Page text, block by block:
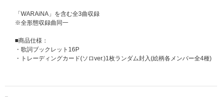
2部 メンバー全員リレー式オンライントーク 14:45～
【受付開始】14:20 【受付締切】14:50 【イベント開始】14:45 【問い合
3部 メンバー個別オンライントーク 15:30～
【受付開始】15:05 【受付締切】16:05 【イベント開始】15:30 【問い合
「WARAiNA」を含む全3曲収録
※全形態収録曲同一
■商品仕様：
・歌詞ブックレット16P
・トレーディングカード(ソロver.)1枚ランダム封入(絵柄各メンバー全4種)